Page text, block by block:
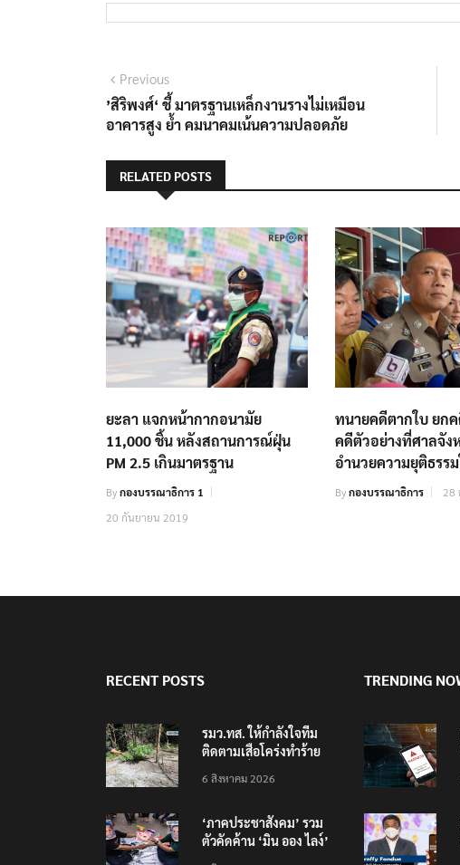
แนะแนว
เรื่อง
PreviousPrevious
post:
’สิริพงศ์‘ ชี้ มาตรฐานเหล็กงานรางไม่เหมือน
อาคารสูง ย้ำ คมนาคมเน้นความปลอดภัย
RELATED POSTS
ยะลา แจกหน้ากากอนามัย
11,000 ชิ้น หลังสถานการณ์ฝุ่น
PM 2.5 เกินมาตรฐาน
Byกองบรรณาธิการ 1
20 กันยายน 2019
ทนายคดีตากใบ ยก
คดีตัวอย่างที่ศาลจัง
อำนวยความยุติธรร
Byกองบรรณาธิการ 28
RECENT POSTS
รมว.ทส. ให้กำลังใจทีม
ติดตามเสือโคร่งทำร้าย
6 สิงหาคม 2026
‘ภาคประชาสังคม’ รวม
ตัวคัดค้าน ‘มิน ออง ไลง์’
TRENDING